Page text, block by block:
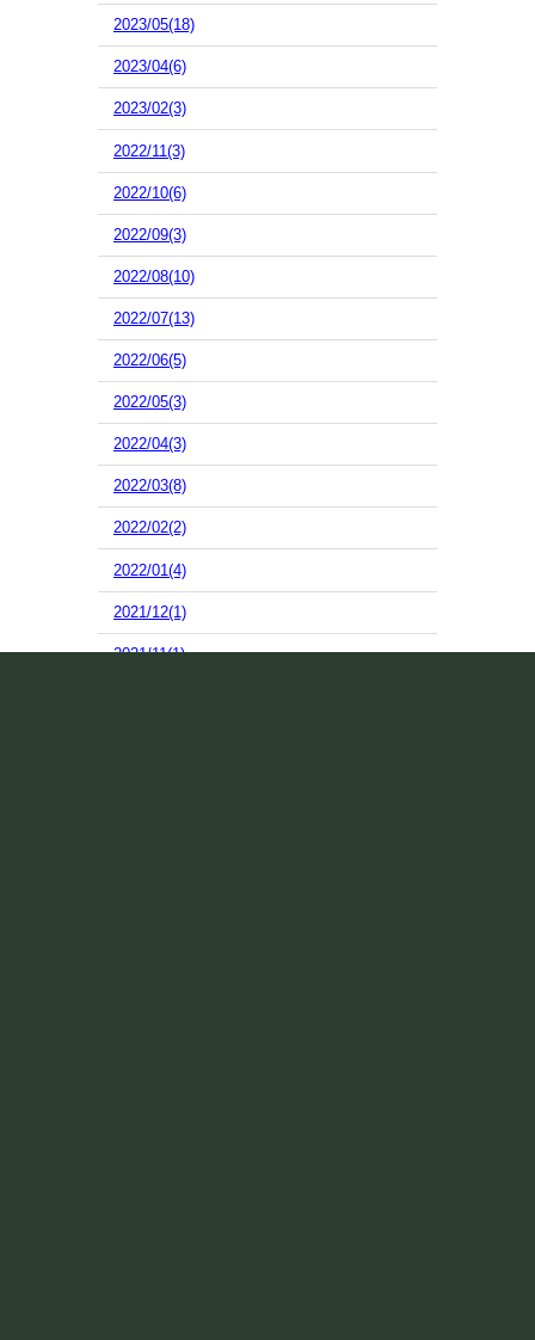
2023/05(18)
2023/04(6)
2023/02(3)
2022/11(3)
2022/10(6)
2022/09(3)
2022/08(10)
2022/07(13)
2022/06(5)
2022/05(3)
2022/04(3)
2022/03(8)
2022/02(2)
2022/01(4)
2021/12(1)
2021/11(1)